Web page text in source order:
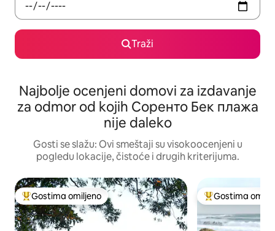
Traži
Najbolje ocenjeni domovi za izdavanje
za odmor od kojih Соренто Бек плажа
nije daleko
Gosti se slažu: Ovi smeštaji su visokoocenjeni u
pogledu lokacije, čistoće i drugih kriterijuma.
Najuspešniji među gostima omiljenim
Gostima omiljeno Najuspešniji
Gostima